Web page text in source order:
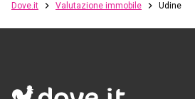
Dove.it Valutazione immobile Udine